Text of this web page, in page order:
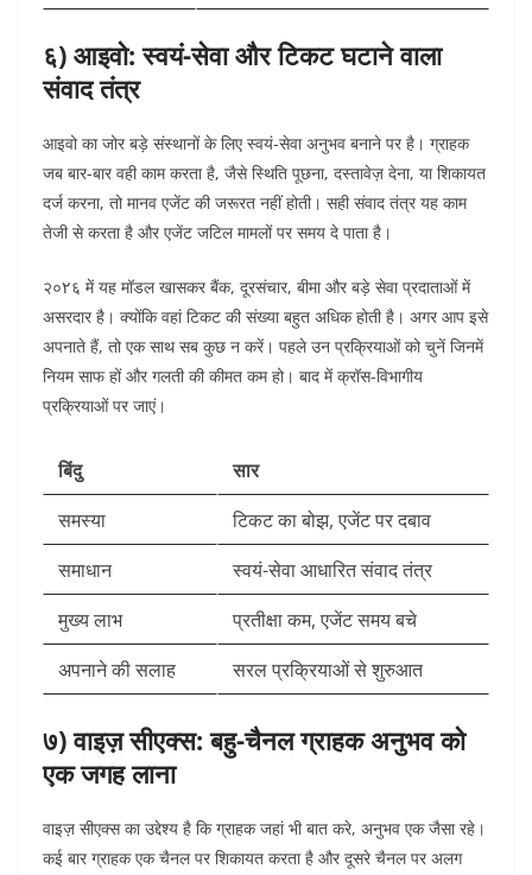
६) आइवो: स्वयं-सेवा और टिकट घटाने वाला
संवाद तंत्र
आइवो का जोर बड़े संस्थानों के लिए स्वयं-सेवा अनुभव बनाने पर है। ग्राहक
जब बार-बार वही काम करता है, जैसे स्थिति पूछना, दस्तावेज़ देना, या शिकायत
दर्ज करना, तो मानव एजेंट की जरूरत नहीं होती। सही संवाद तंत्र यह काम
तेजी से करता है और एजेंट जटिल मामलों पर समय दे पाता है।
२०۲६ में यह मॉडल खासकर बैंक, दूरसंचार, बीमा और बड़े सेवा प्रदाताओं में
असरदार है। क्योंकि वहां टिकट की संख्या बहुत अधिक होती है। अगर आप इसे
अपनाते हैं, तो एक साथ सब कुछ न करें। पहले उन प्रक्रियाओं को चुनें जिनमें
नियम साफ हों और गलती की कीमत कम हो। बाद में क्रॉस-विभागीय
प्रक्रियाओं पर जाएं।
बिंदु
सार
समस्या
टिकट का बोझ, एजेंट पर दबाव
समाधान
स्वयं-सेवा आधारित संवाद तंत्र
मुख्य लाभ
प्रतीक्षा कम, एजेंट समय बचे
अपनाने की सलाह
सरल प्रक्रियाओं से शुरुआत
७) वाइज़ सीएक्स: बहु-चैनल ग्राहक अनुभव को
एक जगह लाना
वाइज़ सीएक्स का उद्देश्य है कि ग्राहक जहां भी बात करे, अनुभव एक जैसा रहे।
कई बार ग्राहक एक चैनल पर शिकायत करता है और दूसरे चैनल पर अलग